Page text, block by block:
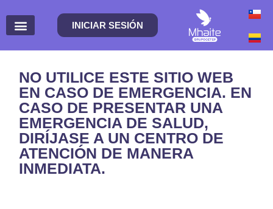
INICIAR SESIÓN
NO UTILICE ESTE SITIO WEB
EN CASO DE EMERGENCIA. EN
CASO DE PRESENTAR UNA
EMERGENCIA DE SALUD,
DIRÍJASE A UN CENTRO DE
ATENCIÓN DE MANERA
INMEDIATA.